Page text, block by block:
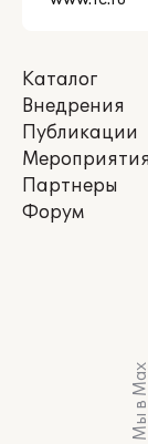
Каталог
Внедрения
Публикации
Мероприятия
Партнеры
Форум
Мы в Max